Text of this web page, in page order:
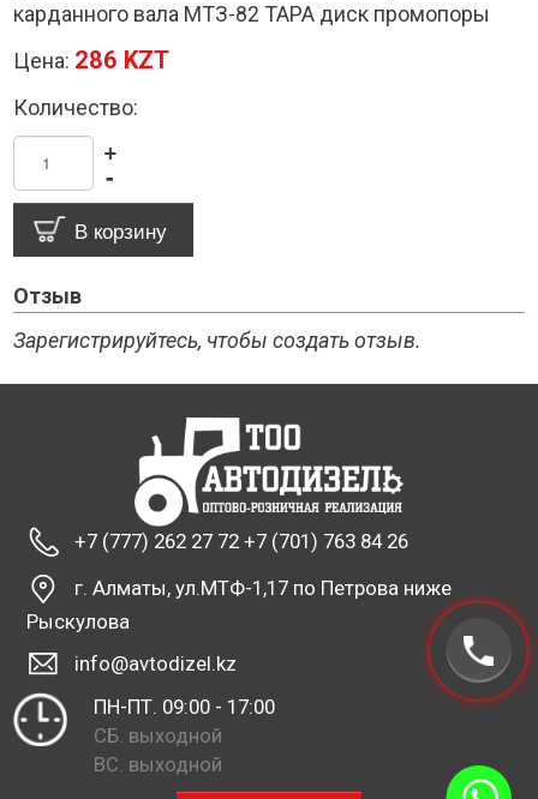
карданного вала МТЗ-82 ТАРА диск промопоры
Цена: 286 KZT
Количество:
-
+
Отзыв
Зарегистрируйтесь, чтобы создать отзыв.
+7 (777) 262 27 72 +7 (701) 763 84 26
г. Алматы, ул.МТФ-1,17 по Петрова ниже
Рыскулова
info@avtodizel.kz
ПН-ПТ. 09:00 - 17:00
СБ. выходной
ВС. выходной